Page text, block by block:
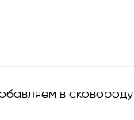
в сковороду